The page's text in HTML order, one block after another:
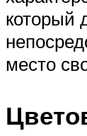
который
место